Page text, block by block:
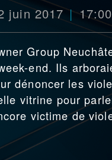
juin 2017 17:00
Group
end. Ils
dénoncer les
vitrine pour
victime de